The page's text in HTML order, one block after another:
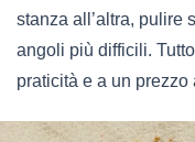
stanza all’altra, pulire
angoli più difficili.
praticità e a un prezzo